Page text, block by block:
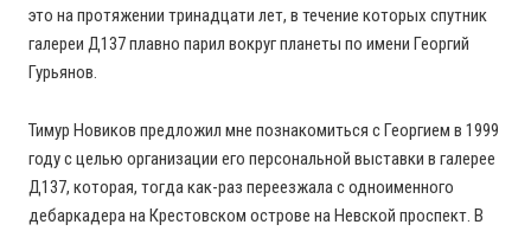
это на протяжении тринадцати лет, в течение которых спутник
галереи Д137 плавно парил вокруг планеты по имени Георгий
Гурьянов.
Тимур Новиков предложил мне познакомиться с Георгием в 1999
году с целью организации его персональной выставки в галерее
Д137, которая, тогда как-раз переезжала с одноименного
дебаркадера на Крестовском острове на Невской проспект. В